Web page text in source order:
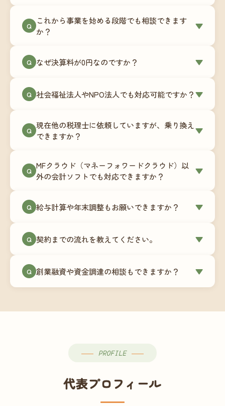
す。Zoomやチャットツールを使ったオンラインで
のやり取りが中心ですので、地域を問わずサポー
地域の事業者さまにご利用いただいています。
Q
これから事業を始める段階でも相談できます
か？
▼
180,000円〜）をご用意しています。事業計画の段
談にも対応しています。
Q なぜ決算料が0円なのですか？ ▼
次で進めています。そのため、決算時に追加の作
リプション型の料金体系を実現しています。年間
コストが事前にわかるので、資金繰りの見通しも
Q 社会福祉法人やNPO法人でも対応可能ですか？▼
は営利法人とは会計基準や監査要件が異なるた
め、別途お見積りとなります。まずはお気軽にご
Q 現在他の税理士に依頼していますが、乗り換え
できますか？
▼
ます。前任の税理士事務所との連携や、過去の帳
簿データの移行もお手伝いします。決算期のタイ
での変更も対応可能です。
Q MFクラウド（マネーフォワードクラウド）以
外の会計ソフトでも対応できますか？
▼
供しています。これから会計ソフトを導入される
します。freee・弥生会計等をご利用中の場合は、
Q 給与計算や年末調整もお願いできますか？ ▼
怠集計あり／5名まで）は月額15,000円〜、年末調
す。人数が増える場合は別途お見積りします。
Q 契約までの流れを教えてください。 ▼
（30〜60分）でご事業内容・ご要望のヒアリング
→ ③お見積り・ご契約 → ④MFクラウドの初期設
談から契約まで費用は発生しませんので、お気軽
Q 創業融資や資金調達の相談もできますか？ ▼
PROFILE
代表プロフィール